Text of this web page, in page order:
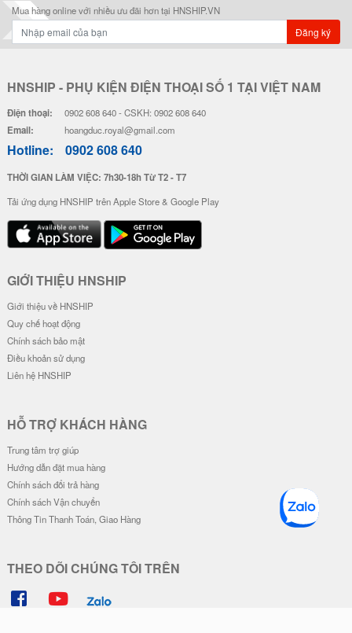
Mua hàng online với nhiều ưu đãi hơn tại HNSHIP.VN
Đăng ký
HNSHIP - PHỤ KIỆN ĐIỆN THOẠI SỐ 1 TẠI VIỆT NAM
Điện thoại: 0902 608 640 - CSKH: 0902 608 640
Email: hoangduc.royal@gmail.com
Hotline: 0902 608 640
THỜI GIAN LÀM VIỆC: 7h30-18h Từ T2 - T7
Tải ứng dụng HNSHIP trên Apple Store & Google Play
GIỚI THIỆU HNSHIP
Giới thiệu về HNSHIP
Quy chế hoạt động
Chính sách bảo mật
Điều khoản sử dụng
Liên hệ HNSHIP
HỖ TRỢ KHÁCH HÀNG
Trung tâm trợ giúp
Hướng dẫn đặt mua hàng
Chính sách đổi trả hàng
Chính sách Vận chuyển
Thông Tin Thanh Toán, Giao Hàng
THEO DÕI CHÚNG TÔI TRÊN